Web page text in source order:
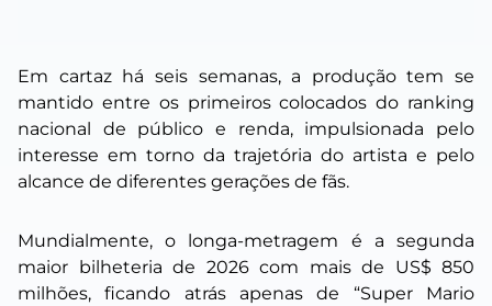
Em cartaz há seis semanas, a produção tem se
mantido entre os primeiros colocados do ranking
nacional de público e renda, impulsionada pelo
interesse em torno da trajetória do artista e pelo
alcance de diferentes gerações de fãs.
Mundialmente, o longa-metragem é a segunda
maior bilheteria de 2026 com mais de US$ 850
milhões, ficando atrás apenas de “Super Mario